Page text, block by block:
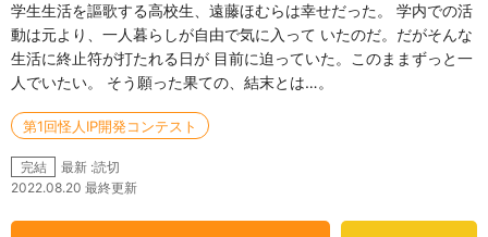
学生生活を謳歌する高校生、遠藤ほむらは幸せだった。 学内での活
動は元より、一人暮らしが自由で気に入って いたのだ。だがそんな
生活に終止符が打たれる日が 目前に迫っていた。このままずっと一
人でいたい。 そう願った果ての、結末とは…。
第1回怪人IP開発コンテスト
完結
最新 :読切
2022.08.20 最終更新